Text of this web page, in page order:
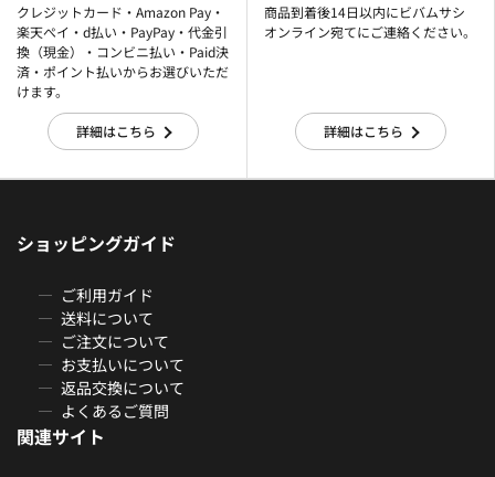
クレジットカード・Amazon Pay・
楽天ぺイ・d払い・PayPay・代金引
換（現金）・コンビニ払い・Paid決
済・ポイント払いからお選びいただ
けます。
詳細はこちら
商品到着後14日以内にビバムサシ
オンライン宛てにご連絡ください。
詳細はこちら
ショッピングガイド
ご利用ガイド
送料について
ご注文について
お支払いについて
返品交換について
よくあるご質問
関連サイト